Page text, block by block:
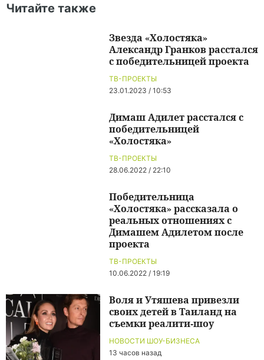
Читайте также
ТВ-ПРОЕКТЫ
23.01.2023 / 10:53
Звезда «Холостяка»
Александр Гранков расстался
с победительницей проекта
ТВ-ПРОЕКТЫ
28.06.2022 / 22:10
Димаш Адилет расстался с
победительницей
«Холостяка»
ТВ-ПРОЕКТЫ
10.06.2022 / 19:19
Победительница
«Холостяка» рассказала о
реальных отношениях с
Димашем Адилетом после
проекта
НОВОСТИ ШОУ-БИЗНЕСА
13 часов назад
Воля и Утяшева привезли
своих детей в Таиланд на
съемки реалити-шоу